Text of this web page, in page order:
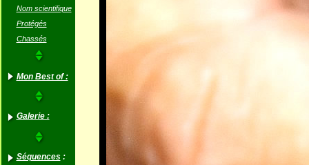
Nom scientifique
Protégés
Chassés
Mon Best of :
Galerie :
Séquences: